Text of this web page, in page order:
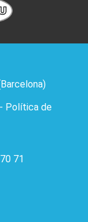
- Política de
71